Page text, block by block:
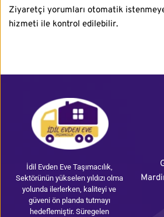
Ziyaretçi yorumları otomatik
hizmeti ile kontrol edilebilir.
İdil Evden Eve Taşımacılık,
Sektörünün yükselen yıldızı olma
yolunda ilerlerken, kaliteyi ve
güveni ön planda tutmayı
hedeflemiştir. Süregelen